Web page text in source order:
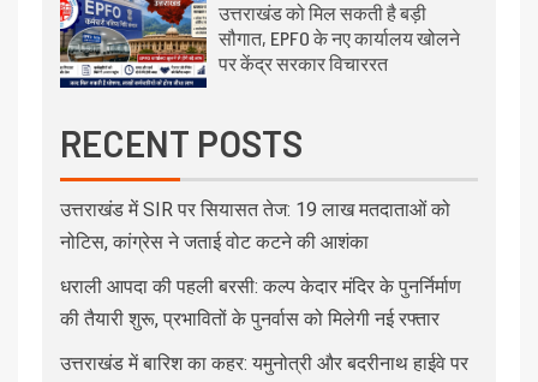
उत्तराखंड को मिल सकती है बड़ी
सौगात, EPFO के नए कार्यालय खोलने
पर केंद्र सरकार विचाररत
RECENT POSTS
उत्तराखंड में SIR पर सियासत तेज: 19 लाख मतदाताओं को
नोटिस, कांग्रेस ने जताई वोट कटने की आशंका
धराली आपदा की पहली बरसी: कल्प केदार मंदिर के पुनर्निर्माण
की तैयारी शुरू, प्रभावितों के पुनर्वास को मिलेगी नई रफ्तार
उत्तराखंड में बारिश का कहर: यमुनोत्री और बदरीनाथ हाईवे पर